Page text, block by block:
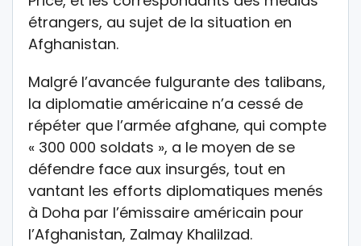
étrangers, au sujet de la situation en
Afghanistan.
Malgré l’avancée fulgurante des talibans,
la diplomatie américaine n’a cessé de
répéter que l’armée afghane, qui compte
« 300 000 soldats », a le moyen de se
défendre face aux insurgés, tout en
vantant les efforts diplomatiques menés
à Doha par l’émissaire américain pour
l’Afghanistan, Zalmay Khalilzad.